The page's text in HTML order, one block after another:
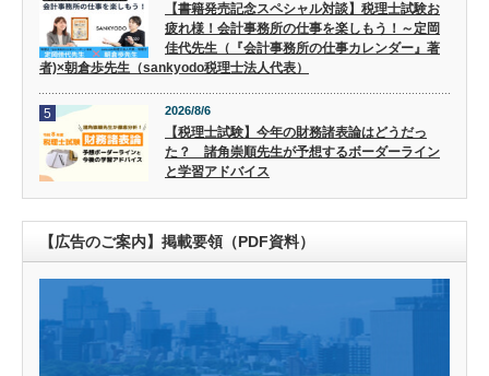
【書籍発売記念スペシャル対談】税理士試験お
疲れ様！会計事務所の仕事を楽しもう！～定岡
佳代先生（『会計事務所の仕事カレンダー』著
者)×朝倉歩先生（sankyodo税理士法人代表）
5 2026/8/6
【税理士試験】今年の財務諸表論はどうだっ
た？ 諸角崇順先生が予想するボーダーライン
と学習アドバイス
【広告のご案内】掲載要領（PDF資料）